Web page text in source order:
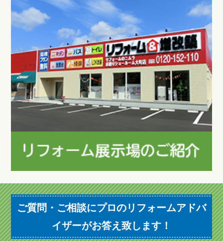
ご質問・ご相談にプロのリフォームアドバ
イザーがお答え致します！